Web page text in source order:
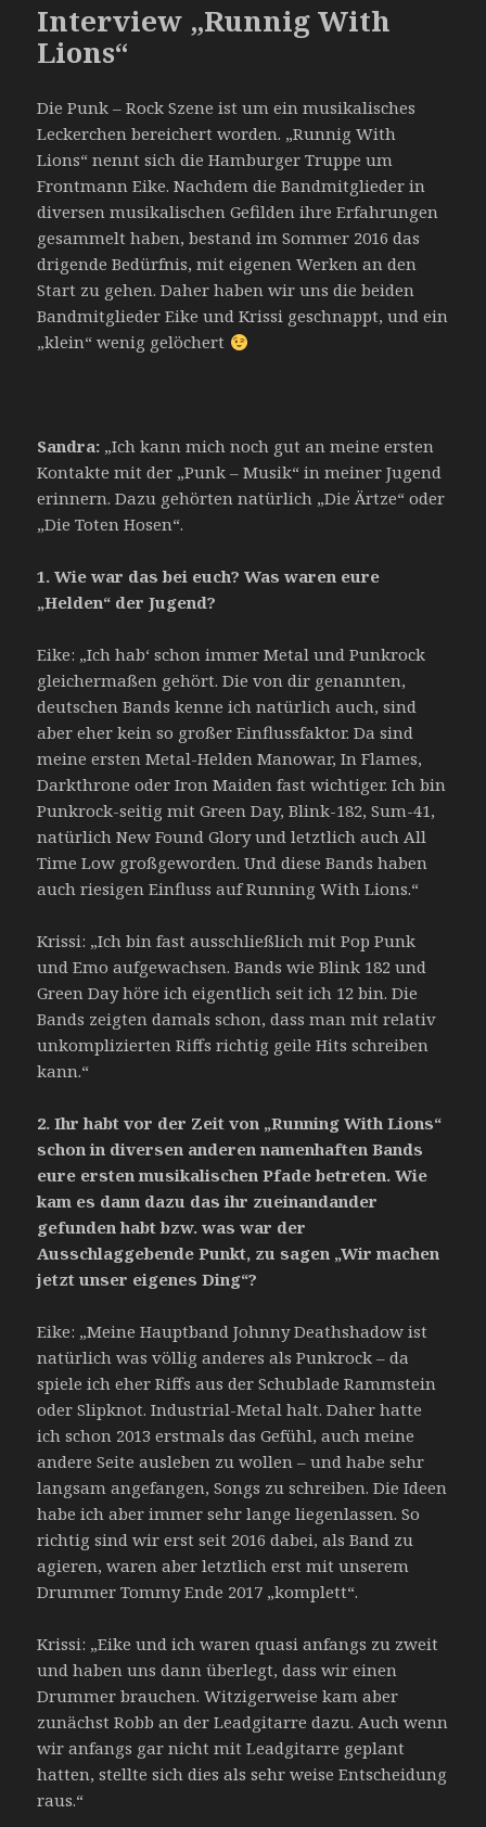
Interview „Runnig With
Lions“
Die Punk – Rock Szene ist um ein musikalisches
Leckerchen bereichert worden. „Runnig With
Lions“ nennt sich die Hamburger Truppe um
Frontmann Eike. Nachdem die Bandmitglieder in
diversen musikalischen Gefilden ihre Erfahrungen
gesammelt haben, bestand im Sommer 2016 das
drigende Bedürfnis, mit eigenen Werken an den
Start zu gehen. Daher haben wir uns die beiden
Bandmitglieder Eike und Krissi geschnappt, und ein
„klein“ wenig gelöchert
Sandra: „Ich kann mich noch gut an meine ersten
Kontakte mit der „Punk – Musik“ in meiner Jugend
erinnern. Dazu gehörten natürlich „Die Ärtze“ oder
„Die Toten Hosen“.
1.Wie war das bei euch? Was waren eure
„Helden“ der Jugend?
Eike: „Ich hab‘ schon immer Metal und Punkrock
gleichermaßen gehört. Die von dir genannten,
deutschen Bands kenne ich natürlich auch, sind
aber eher kein so großer Einflussfaktor. Da sind
meine ersten Metal-Helden Manowar, In Flames,
Darkthrone oder Iron Maiden fast wichtiger. Ich bin
Punkrock-seitig mit Green Day, Blink-182, Sum-41,
natürlich New Found Glory und letztlich auch All
Time Low großgeworden. Und diese Bands haben
auch riesigen Einfluss auf Running With Lions.“
Krissi: „Ich bin fast ausschließlich mit Pop Punk
und Emo aufgewachsen. Bands wie Blink 182 und
Green Day höre ich eigentlich seit ich 12 bin. Die
Bands zeigten damals schon, dass man mit relativ
unkomplizierten Riffs richtig geile Hits schreiben
kann.“
2.Ihr habt vor der Zeit von „Running With Lions“
schon in diversen anderen namenhaften Bands
eure ersten musikalischen Pfade betreten. Wie
kam es dann dazu das ihr zueinandander
gefunden habt bzw. was war der
Ausschlaggebende Punkt, zu sagen „Wirmachen
jetzt unser eigenes Ding“?
Eike: „Meine Hauptband Johnny Deathshadow ist
natürlich was völlig anderes als Punkrock – da
spiele ich eher Riffs aus der Schublade Rammstein
oder Slipknot. Industrial-Metal halt. Daher hatte
ich schon 2013 erstmals das Gefühl, auch meine
andere Seite ausleben zu wollen – und habe sehr
langsam angefangen, Songs zu schreiben. Die Ideen
habe ich aber immer sehr lange liegenlassen. So
richtig sind wir erst seit 2016 dabei, als Band zu
agieren, waren aber letztlich erst mit unserem
Drummer Tommy Ende 2017 „komplett“.
Krissi: „Eike und ich waren quasi anfangs zu zweit
und haben uns dann überlegt, dass wir einen
Drummer brauchen. Witzigerweise kam aber
zunächst Robb an der Leadgitarre dazu. Auch wenn
wir anfangs gar nicht mit Leadgitarre geplant
hatten, stellte sich dies als sehr weise Entscheidung
raus.“